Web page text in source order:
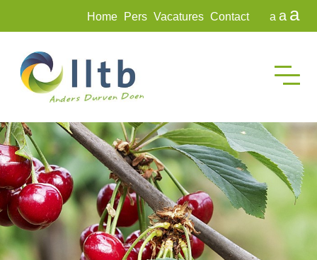
Home Pers Vacatures Contact a a a